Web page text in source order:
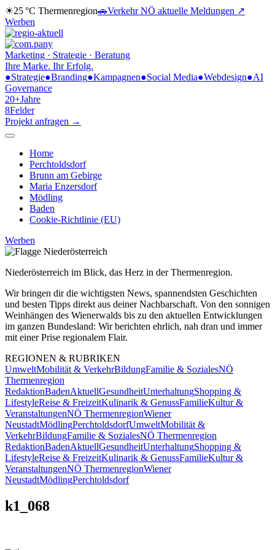
☀25 °C Thermenregion🚗Verkehr NÖ aktuelle Meldungen ↗
Werben
Marketing · Strategie · Beratung
Ihre Marke. Ihr Erfolg.
●Strategie●Branding●Kampagnen●Social Media●Webdesign●AI
Governance
20+Jahre
8Felder
Projekt anfragen →
Home
Perchtoldsdorf
Brunn am Gebirge
Maria Enzersdorf
Mödling
Baden
Cookie-Richtlinie (EU)
Werben
Niederösterreich im Blick, das Herz in der Thermenregion.
Wir bringen dir die wichtigsten News, spannendsten Geschichten
und besten Tipps direkt aus deiner Nachbarschaft. Von den sonnigen
Weinhängen des Wienerwalds bis zu den aktuellen Entwicklungen
im ganzen Bundesland: Wir berichten ehrlich, nah dran und immer
mit einer Prise regionalem Flair.
REGIONEN & RUBRIKEN
UmweltMobilität & VerkehrBildungFamilie & SozialesNÖ
Thermenregion
RedaktionBadenAktuellGesundheitUnterhaltungShopping &
LifestyleReise & FreizeitKulinarik & GenussFamilieKultur &
VeranstaltungenNÖ ThermenregionWiener
NeustadtMödlingPerchtoldsdorfUmweltMobilität &
VerkehrBildungFamilie & SozialesNÖ Thermenregion
RedaktionBadenAktuellGesundheitUnterhaltungShopping &
LifestyleReise & FreizeitKulinarik & GenussFamilieKultur &
VeranstaltungenNÖ ThermenregionWiener
NeustadtMödlingPerchtoldsdorf
k1_068